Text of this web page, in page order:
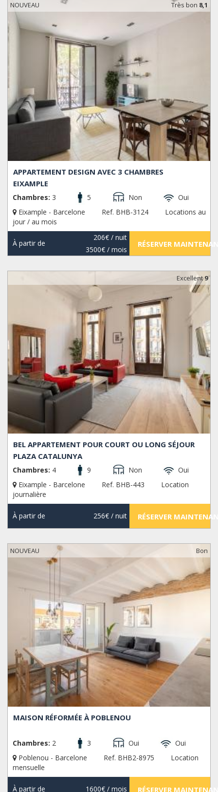
NOUVEAU Très bon 8,1
APPARTEMENT DESIGN AVEC 3 CHAMBRES
EIXAMPLE
Chambres: 3 5 Non
Oui
Eixample - Barcelone
Ref. BHB-3124
Locations au
jour / au mois
À partir de
206€/ nuit
3500€/ mois
RÉSERVER
Excellent9
BEL APPARTEMENT POUR COURT OU LONG SÉJOUR
PLAZA CATALUNYA
Chambres: 4 9 Non
Oui
Eixample - Barcelone
Ref. BHB-443
Location
journalière
À partir de 256€/ nuit RÉSERVER
NOUVEAU Bon
MAISON RÉFORMÉE À POBLENOU
Chambres: 2 3 Oui
Oui
Poblenou - Barcelone
Ref. BHB2-8975
Location
mensuelle
À partir de 1600€/ mois RÉSERVER